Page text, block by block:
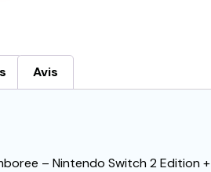
Avis
– Nintendo Switch 2 Edition +